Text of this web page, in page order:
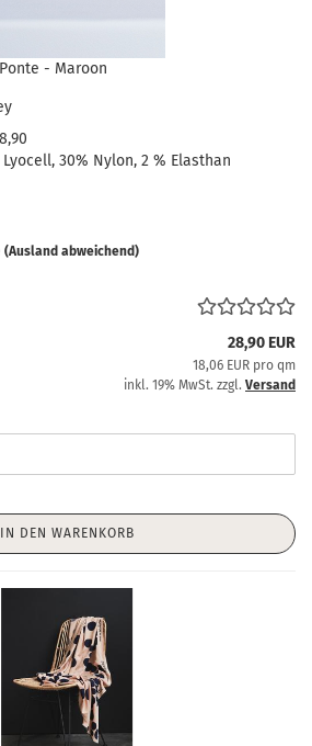
- Maroon
Lyocell, 30% Nylon, 2 % Elasthan
(Ausland abweichend)
28,90 EUR
18,06 EUR pro qm
inkl. 19% MwSt. zzgl. Versand
IN DEN WARENKORB